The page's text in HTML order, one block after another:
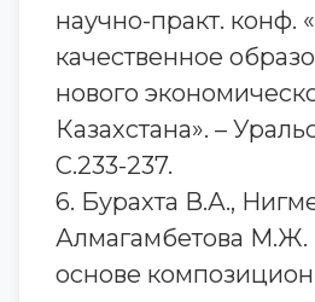
научно-практ. конф.
качественное
нового
Казахстана». –
С.233-237.
6. Бурахта В.А.,
Алмагамбетова М.Ж.
основе